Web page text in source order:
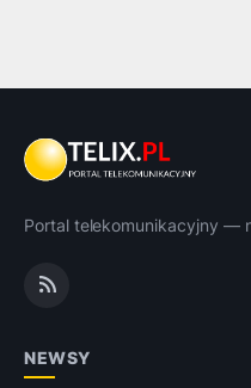
Portal telekomunikacyjny —
NEWSY